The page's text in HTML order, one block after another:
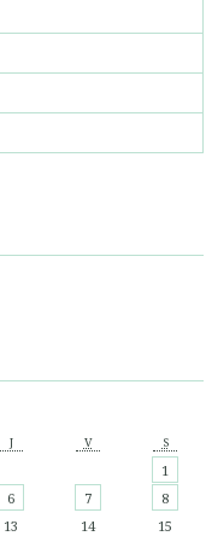
J V S
1
6 7
8
13 14
15